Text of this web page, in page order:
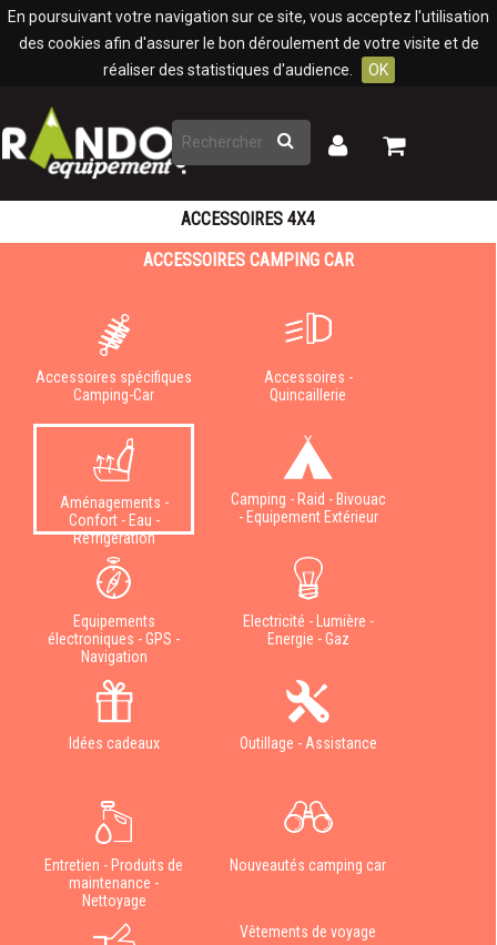
En poursuivant votre navigation sur ce site, vous acceptez l'utilisation
des cookies afin d'assurer le bon déroulement de votre visite et de
réaliser des statistiques d'audience.
OK
Rechercher
Mon
Mon
ACCESSOIRES 4X4
ACCESSOIRES CAMPING CAR
Accessoires spécifiques
Camping-Car
Accessoires -
Quincaillerie
Aménagements -
Confort - Eau -
Réfrigération
Camping - Raid - Bivouac
- Equipement Extérieur
Equipements
électroniques - GPS -
Navigation
Electricité - Lumière -
Energie - Gaz
Idées cadeaux Outillage - Assistance
Entretien - Produits de
maintenance -
Nettoyage
Nouveautés camping car
Vêtements de voyage
Panneau de gestion des cookies